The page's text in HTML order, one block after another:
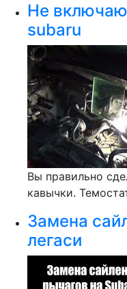
Не
subaru
Вы правильно
кавычки.
Замена
легаси